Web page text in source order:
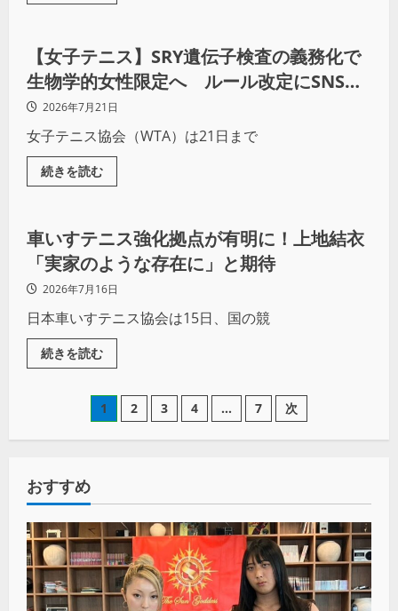
その他球技
【女子テニス】SRY遺伝子検査の義務化で
生物学的女性限定へ ルール改定にSNSで
賛同の声
2026年7月21日
女子テニス協会（WTA）は21日まで
続きを読む
インクルーシブスポーツ
車いすテニス強化拠点が有明に！上地結衣
「実家のような存在に」と期待
2026年7月16日
日本車いすテニス協会は15日、国の競
続きを読む
1 2 3 4 … 7 次
おすすめ